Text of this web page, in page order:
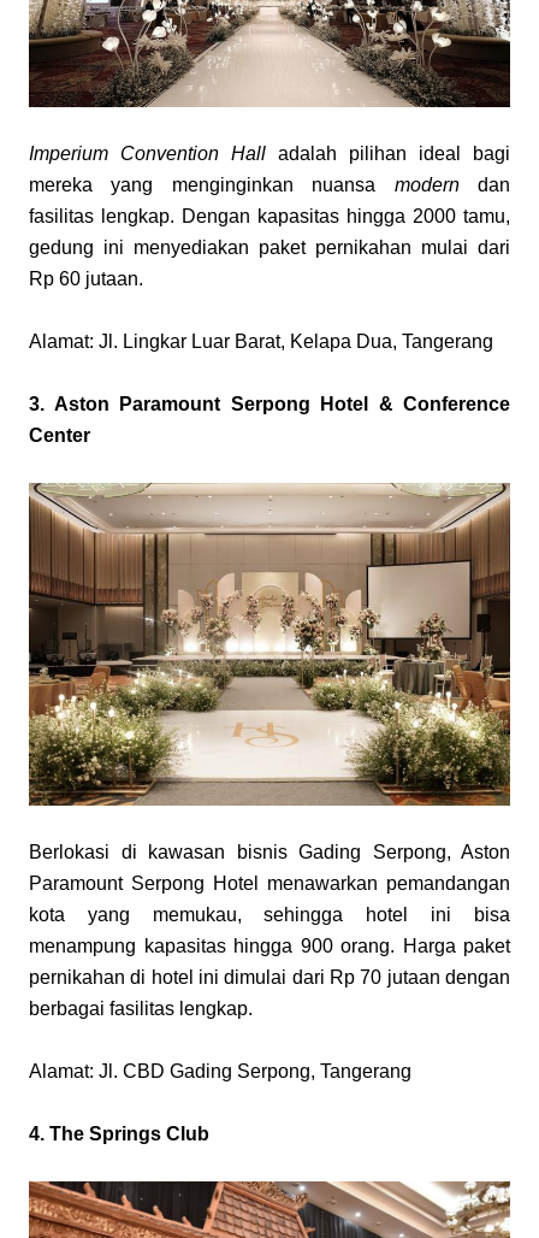
Imperium Convention Hall adalah pilihan ideal bagi
mereka yang menginginkan nuansa modern dan
fasilitas lengkap. Dengan kapasitas hingga 2000 tamu,
gedung ini menyediakan paket pernikahan mulai dari
Rp 60 jutaan.
Alamat: Jl. Lingkar Luar Barat, Kelapa Dua, Tangerang
3. Aston Paramount Serpong Hotel & Conference
Center
Berlokasi di kawasan bisnis Gading Serpong, Aston
Paramount Serpong Hotel menawarkan pemandangan
kota yang memukau, sehingga hotel ini bisa
menampung kapasitas hingga 900 orang. Harga paket
pernikahan di hotel ini dimulai dari Rp 70 jutaan dengan
berbagai fasilitas lengkap.
Alamat: Jl. CBD Gading Serpong, Tangerang
4. The Springs Club